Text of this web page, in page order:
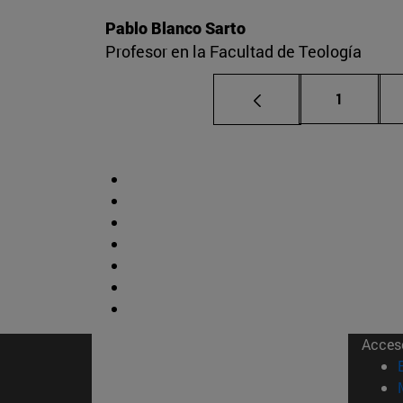
Pablo Blanco Sarto
Profesor en la Facultad de Teología
Página
1